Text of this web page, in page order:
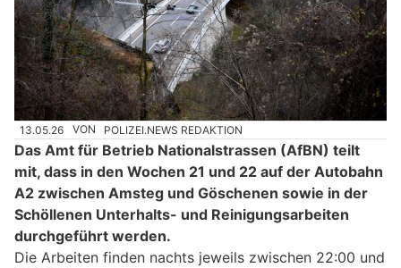
13.05.26 VON POLIZEI.NEWS REDAKTION
Das Amt für Betrieb Nationalstrassen (AfBN) teilt
mit, dass in den Wochen 21 und 22 auf der Autobahn
A2 zwischen Amsteg und Göschenen sowie in der
Schöllenen Unterhalts- und Reinigungsarbeiten
durchgeführt werden.
Die Arbeiten finden nachts jeweils zwischen 22:00 und